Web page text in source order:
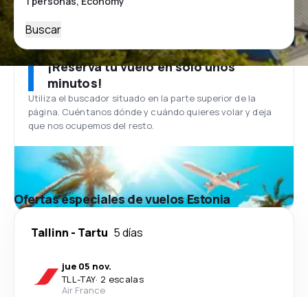
Buscar
¡Reserva tu vuelo en solo unos
minutos!
Utiliza el buscador situado en la parte superior de la
página. Cuéntanos dónde y cuándo quieres volar y deja
que nos ocupemos del resto.
Ofertas especiales de vuelos Estonia
Tallinn - Tartu 5 días
jue 05 nov.
TLL-TAY· 2 escalas
Air France